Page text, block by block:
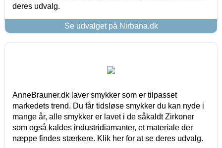
deres udvalg.
Se udvalget på Nirbana.dk
AnneBrauner.dk laver smykker som er tilpasset
markedets trend. Du får tidsløse smykker du kan nyde i
mange år, alle smykker er lavet i de såkaldt Zirkoner
som også kaldes industridiamanter, et materiale der
næppe findes stærkere. Klik her for at se deres udvalg.